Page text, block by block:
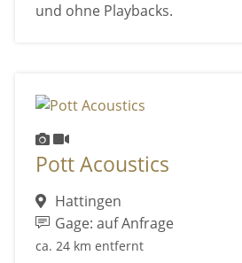
und ohne Playbacks.
Pott Acoustics
Hattingen
Gage: auf Anfrage
ca. 24 km entfernt